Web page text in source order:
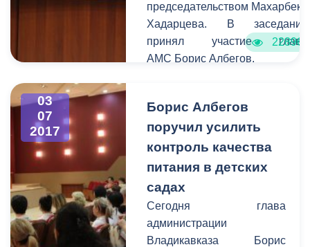
председательством Махарбека
Хадарцева. В заседании
принял участие глава
АМС Борис Албегов.
22896
03
07
2017
Борис Албегов
поручил усилить
контроль качества
питания в детских
садах
Сегодня глава
администрации
Владикавказа Борис